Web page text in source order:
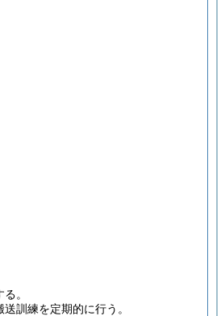
。
訓練を定期的に行う。